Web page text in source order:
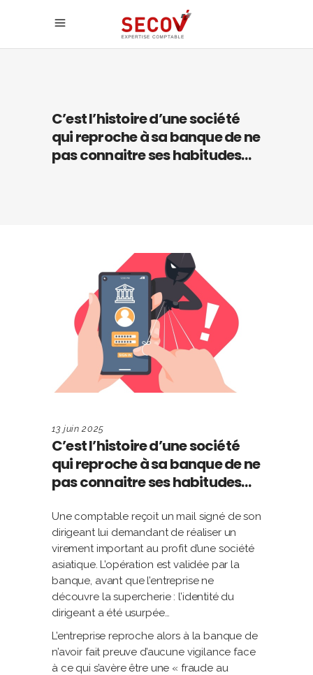
C’est l’histoire d’une société
qui reproche à sa banque de ne
pas connaitre ses habitudes…
13 juin 2025
C’est l’histoire d’une société
qui reproche à sa banque de ne
pas connaitre ses habitudes…
Une comptable reçoit un mail signé de son
dirigeant lui demandant de réaliser un
virement important au profit d’une société
asiatique. L’opération est validée par la
banque, avant que l’entreprise ne
découvre la supercherie : l’identité du
dirigeant a été usurpée…
L’entreprise reproche alors à la banque de
n’avoir fait preuve d’aucune vigilance face
à ce qui s’avère être une « fraude au